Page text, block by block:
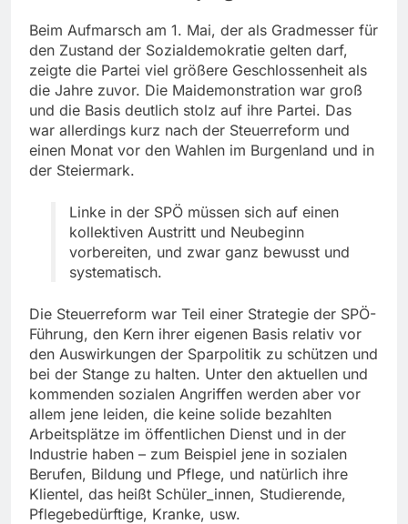
Beim Aufmarsch am 1. Mai, der als Gradmesser für
den Zustand der Sozialdemokratie gelten darf,
zeigte die Partei viel größere Geschlossenheit als
die Jahre zuvor. Die Maidemonstration war groß
und die Basis deutlich stolz auf ihre Partei. Das
war allerdings kurz nach der Steuerreform und
einen Monat vor den Wahlen im Burgenland und in
der Steiermark.
Linke in der SPÖ müssen sich auf einen
kollektiven Austritt und Neubeginn
vorbereiten, und zwar ganz bewusst und
systematisch.
Die Steuerreform war Teil einer Strategie der SPÖ-
Führung, den Kern ihrer eigenen Basis relativ vor
den Auswirkungen der Sparpolitik zu schützen und
bei der Stange zu halten. Unter den aktuellen und
kommenden sozialen Angriffen werden aber vor
allem jene leiden, die keine solide bezahlten
Arbeitsplätze im öffentlichen Dienst und in der
Industrie haben – zum Beispiel jene in sozialen
Berufen, Bildung und Pflege, und natürlich ihre
Klientel, das heißt Schüler_innen, Studierende,
Pflegebedürftige, Kranke, usw.